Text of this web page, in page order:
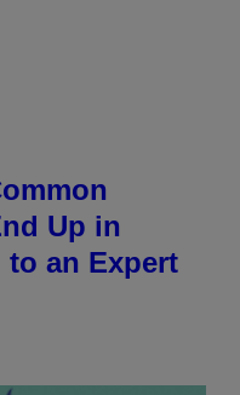
Up in
to an Expert